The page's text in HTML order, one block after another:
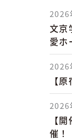
2026
文京
愛ホ
2026
【
2026
【
催！